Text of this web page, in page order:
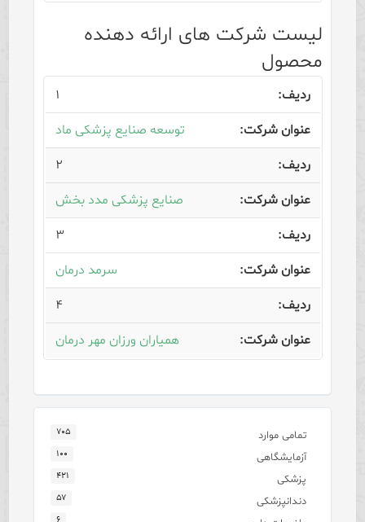
لیست شرکت های ارائه دهنده
محصول
۱
توسعه صنایع پزشکی ماد
۲
صنایع پزشکی مدد بخش
۳
سرمد درمان
۴
همیاران ورزان مهر درمان
تمامی موارد ۷۰۵
آزمایشگاهی ۱۰۰
پزشکی ۴۲۱
دندانپزشکی ۵۷